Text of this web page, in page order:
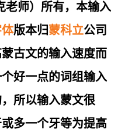
老师）所有，本输入
版本归蒙科立公司
古文的输入速度而
好一点的词组输入
所以输入蒙文很
多一个牙等为提高